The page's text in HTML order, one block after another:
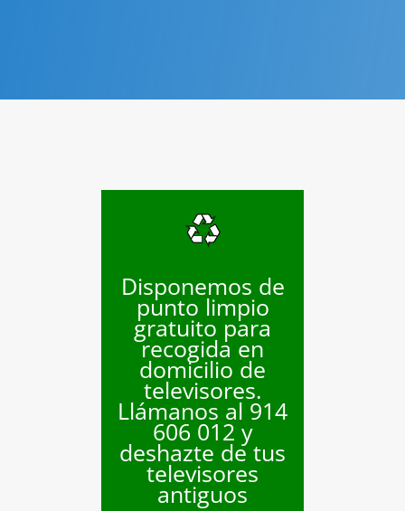
Disponemos de
punto limpio
gratuito para
recogida en
domicilio de
televisores.
Llámanos al 914
606 012 y
deshazte de tus
televisores
antiguos